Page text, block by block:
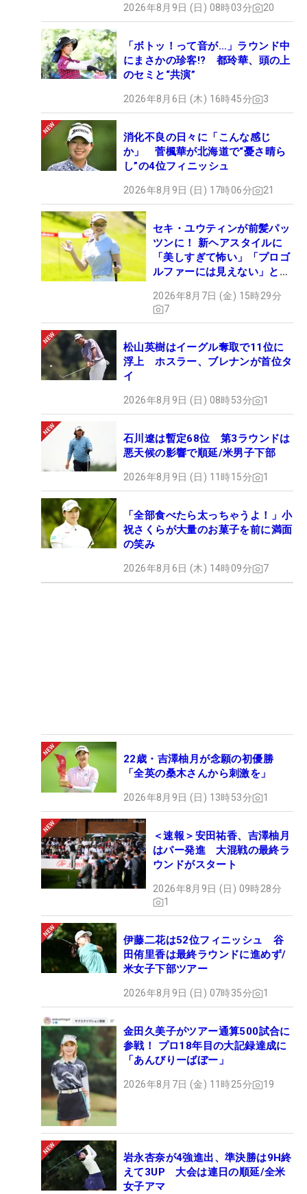
2026年8月9日 (日) 08時03分 20
「ボトッ！って音が…」ラウンド中
にまさかの珍客!? 都玲華、頭の上
のセミと“共演”
2026年8月6日 (木) 16時45分 3
消化不良の日々に「こんな感じ
か」 菅楓華が北海道で“憂さ晴ら
し”の4位フィニッシュ
2026年8月9日 (日) 17時06分 21
セキ・ユウティンが前髪パッ
ツンに！ 新ヘアスタイルに
「美しすぎて怖い」「プロゴ
ルファーには見えない」とコ
2026年8月7日 (金) 15時29分
7
松山英樹はイーグル奪取で11位に
浮上 ホスラー、ブレナンが首位タ
イ
2026年8月9日 (日) 08時53分 1
石川遼は暫定68位 第3ラウンドは
悪天候の影響で順延/米男子下部
2026年8月9日 (日) 11時15分 1
「全部食べたら太っちゃうよ！」小
祝さくらが大量のお菓子を前に満面
の笑み
2026年8月6日 (木) 14時09分 7
22歳・吉澤柚月が念願の初優勝
「全英の桑木さんから刺激を」
2026年8月9日 (日) 13時53分 1
＜速報＞安田祐香、吉澤柚月
はパー発進 大混戦の最終ラ
ウンドがスタート
2026年8月9日 (日) 09時28分
1
伊藤二花は52位フィニッシュ 谷
田侑里香は最終ラウンドに進めず/
米女子下部ツアー
2026年8月9日 (日) 07時35分 1
金田久美子がツアー通算500試合に
参戦！ プロ18年目の大記録達成に
「あんびりーばぼー」
2026年8月7日 (金) 11時25分 19
岩永杏奈が4強進出、準決勝は9H終
えて3UP 大会は連日の順延/全米
女子アマ